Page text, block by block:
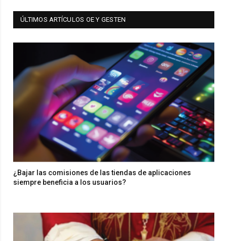
ÚLTIMOS ARTÍCULOS OE Y GESTEN
¿Bajar las comisiones de las tiendas de aplicaciones
siempre beneficia a los usuarios?